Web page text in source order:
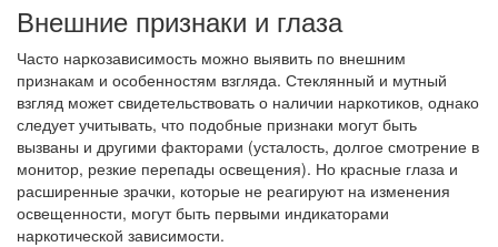
Внешние признаки и глаза
Часто наркозависимость можно выявить по внешним
признакам и особенностям взгляда. Стеклянный и мутный
взгляд может свидетельствовать о наличии наркотиков, однако
следует учитывать, что подобные признаки могут быть
вызваны и другими факторами (усталость, долгое смотрение в
монитор, резкие перепады освещения). Но красные глаза и
расширенные зрачки, которые не реагируют на изменения
освещенности, могут быть первыми индикаторами
наркотической зависимости.